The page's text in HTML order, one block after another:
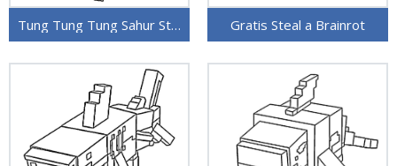
Tung Tung Tung Sahur Steal a Brainrot Gratis Steal a Brainrot